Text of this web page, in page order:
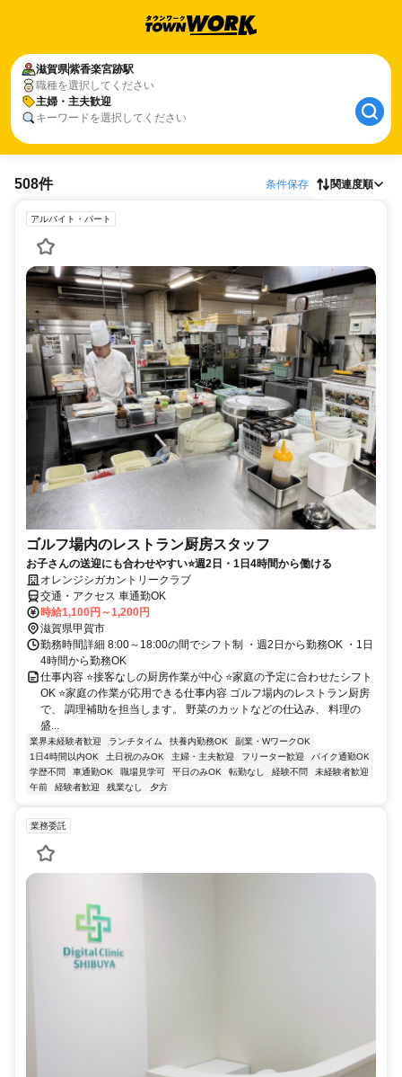
滋賀県紫香楽宮跡駅
職種を選択してください
主婦・主夫歓迎
キーワードを選択してください
508件 条件保存 関連度順
アルバイト・パート
ゴルフ場内のレストラン厨房スタッフ
お子さんの送迎にも合わせやすい⭐週2日・1日4時間から働ける
オレンジシガカントリークラブ
交通・アクセス 車通勤OK
時給1,100円～1,200円
滋賀県甲賀市
勤務時間詳細 8:00～18:00の間でシフト制 ・週2日から勤務OK ・1日
4時間から勤務OK
仕事内容 ⭐接客なしの厨房作業が中心 ⭐家庭の予定に合わせたシフト
OK ⭐家庭の作業が応用できる仕事内容 ゴルフ場内のレストラン厨房
で、 調理補助を担当します。 野菜のカットなどの仕込み、 料理の
盛...
業界未経験者歓迎 ランチタイム 扶養内勤務OK
副業・WワークOK
1日4時間以内OK
土日祝のみOK 主婦・主夫歓迎 フリーター歓迎
バイク通勤OK
学歴不問
車通勤OK 職場見学可 平日のみOK 転勤なし 経験不問
未経験者歓迎
午前
経験者歓迎 残業なし 夕方
業務委託